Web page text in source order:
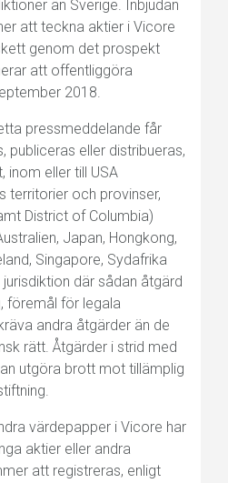
än Sverige. Inbjudan
att teckna aktier i Vicore
genom det prospekt
att offentliggöra
2018.
pressmeddelande får
publiceras eller distribueras,
inom eller till USA
territorier och provinser,
District of Columbia)
Japan, Hongkong,
Singapore, Sydafrika
där sådan åtgärd
föremål för legala
andra åtgärder än de
rätt. Åtgärder i strid med
utgöra brott mot tillämplig
värdepapper i Vicore har
aktier eller andra
att registreras, enligt